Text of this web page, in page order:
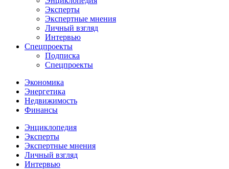
Эксперты
Экспертные мнения
Личный взгляд
Интервью
Спецпроекты
Подписка
Спецпроекты
Экономика
Энергетика
Недвижимость
Финансы
Энциклопедия
Эксперты
Экспертные мнения
Личный взгляд
Интервью